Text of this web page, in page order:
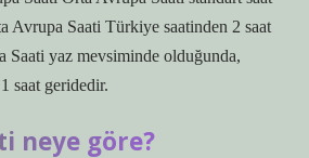
Avrupa Saati Türkiye saatinden 2 saat
Saati yaz mevsiminde olduğunda,
saat geridedir.
neye göre?